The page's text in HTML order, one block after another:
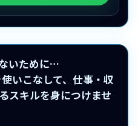
いために…
いこなして、仕事・収
スキルを身につけませ